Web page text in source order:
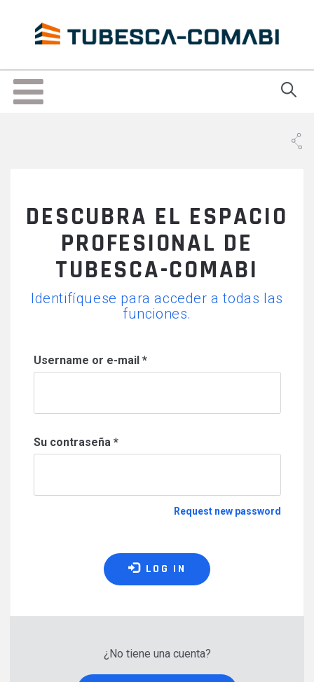
Toggle
navigation
DESCUBRA EL ESPACIO
PROFESIONAL DE
TUBESCA-COMABI
Identifíquese para acceder a todas las
funciones.
Username or e-mail *
Su contraseña *
Request new password
LOG IN
¿No tiene una cuenta?